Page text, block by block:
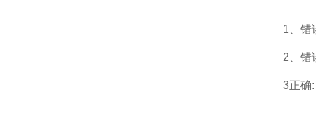
1、错
2、错
3正确: